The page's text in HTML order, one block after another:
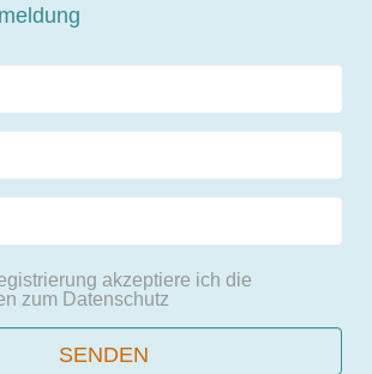
akzeptiere ich die
zum Datenschutz